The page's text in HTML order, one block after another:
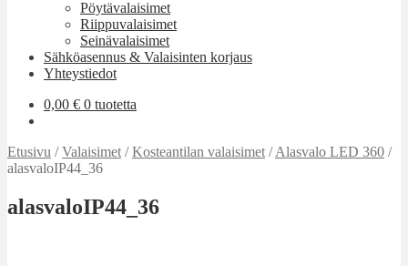
Pöytävalaisimet
Riippuvalaisimet
Seinävalaisimet
Sähköasennus & Valaisinten korjaus
Yhteystiedot
0,00 € 0 tuotetta
Etusivu /Valaisimet /Kosteantilan valaisimet /Alasvalo LED 360 /
alasvaloIP44_36
alasvaloIP44_36